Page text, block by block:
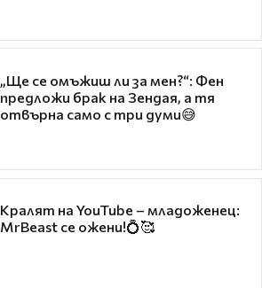
„Ще се омъжиш ли за мен?“: Фен
предложи брак на Зендая, а тя
отвърна само с три думи😅
Кралят на YouTube – младоженец:
MrBeast се ожени!💍🥰